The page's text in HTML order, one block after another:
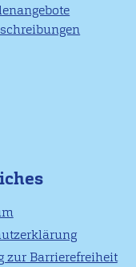
zur Barrierefreiheit